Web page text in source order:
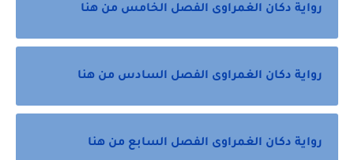
رواية دكان الغمراوى الفصل الخامس من هنا
رواية دكان الغمراوى الفصل السادس من هنا
رواية دكان الغمراوى الفصل السابع من هنا